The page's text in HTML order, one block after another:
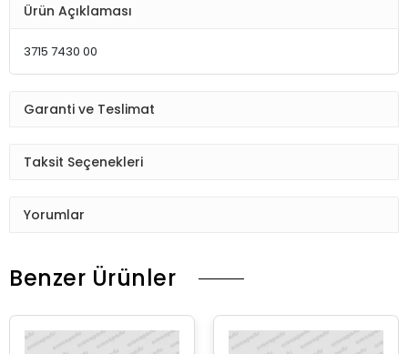
Ürün Açıklaması
3715 7430 00
Garanti ve Teslimat
Taksit Seçenekleri
Yorumlar
Benzer Ürünler